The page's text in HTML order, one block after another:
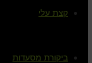
קצת עלי
ביקורת מסעדות